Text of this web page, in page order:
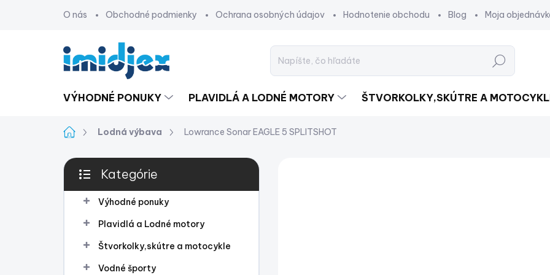
O nás Obchodné podmienky Ochrana osobných údajov Hodnotenie obchodu Blog Moja
Hľadať
VÝHODNÉ PONUKY PLAVIDLÁ A LODNÉ MOTORY ŠTVORKOLKY,SKÚTRE A
DomovLodná výbava Lowrance Sonar EAGLE 5 SPLITSHOT
B
č
Preskočiť
kategórie
Kategórie
Výhodné ponuky
Plavidlá a Lodné motory
Štvorkolky,skútre a motocykle
Vodné športy